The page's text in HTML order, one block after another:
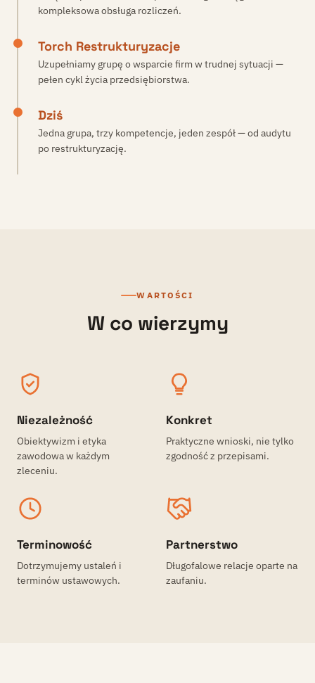
kompleksowa obsługa rozliczeń.
Torch Restrukturyzacje
Uzupełniamy grupę o wsparcie firm w trudnej sytuacji —
pełen cykl życia przedsiębiorstwa.
Dziś
Jedna grupa, trzy kompetencje, jeden zespół — od audytu
po restrukturyzację.
WARTOŚCI
W co wierzymy
Niezależność
Obiektywizm i etyka
zawodowa w każdym
zleceniu.
Konkret
Praktyczne wnioski, nie tylko
zgodność z przepisami.
Terminowość
Dotrzymujemy ustaleń i
terminów ustawowych.
Partnerstwo
Długofalowe relacje oparte na
zaufaniu.